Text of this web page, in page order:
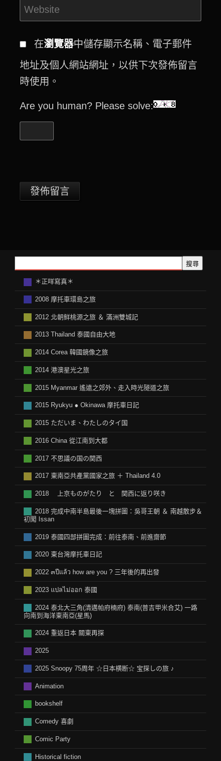
在瀏覽器中儲存顯示名稱、電子郵件
地址及個人網站網址，以供下次發佈留言
時使用。
Are you human? Please solve:
搜尋
＊正咩寫真＊
2008 摩托車環島之旅
2012 北朝鲜桃源之旅 ＆ 滿洲雙城記
2013 Thailand 泰國自由大地
2014 Corea 韓國鏡像之旅
2014 港澳星光之旅
2015 Myanmar 遙遠之郊外、走入時光隧道之旅
2015 Ryukyu ● Okinawa 摩托車日記
2015 ただいま、わたしのタイ国
2016 China 從江南到大都
2017 不思議の国の関西
2017 東南亞共產黨國家之旅 ＋ Thailand 4.0
2018 上京ものがたり と 関西に返り咲き
2018 完成中南半島最後一塊拼圖：吳哥王朝 ＆ 南越散步＆
初闖 Issan
2019 泰國四部拼圖完成：前往泰南、前進齋節
2020 東台灣摩托車日記
2022 ๓ปีแล้ว how are you ? 三年後的再出發
2023 แปลไม่ออก 泰國
2024 泰北大三角(清邁帕府楠府) 泰南(普吉甲米合艾) 一路
向南到海洋東南亞(星馬)
2024 重返日本 關東再探
2025
2025 Snoopy 75周年 ☆日本横断☆ 宝探しの旅 ♪
Animation
bookshelf
Comedy 喜劇
Comic Party
Historical fiction